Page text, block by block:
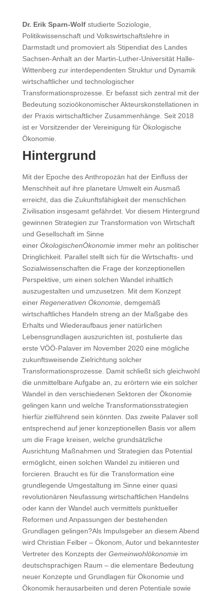
Dr. Erik Sparn-Wolf studierte Soziologie,
Politikwissenschaft und Volkswirtschaftslehre in
Darmstadt und promoviert als Stipendiat des Landes
Sachsen-Anhalt an der Martin-Luther-Universität Halle-
Wittenberg zur interdependenten Struktur und Dynamik
wirtschaftlicher und technologischer
Transformationsprozesse. Er befasst sich zentral mit der
Bedeutung sozioökonomischer Akteurskonstellationen in
der Praxis wirtschaftlicher Zusammenhänge. Seit 2018
ist er Vorsitzender der Vereinigung für Ökologische
Ökonomie.
Hintergrund
Mit der Epoche des Anthropozän hat der Einfluss der
Menschheit auf ihre planetare Umwelt ein Ausmaß
erreicht, das die Zukunftsfähigkeit der menschlichen
Zivilisation insgesamt gefährdet. Vor diesem Hintergrund
gewinnen Strategien zur Transformation von Wirtschaft
und Gesellschaft im Sinne
einer ÖkologischenÖkonomieimmer mehr an politischer
Dringlichkeit. Parallel stellt sich für die Wirtschafts- und
Sozialwissenschaften die Frage der konzeptionellen
Perspektive, um einen solchen Wandel inhaltlich
auszugestalten und umzusetzen. Mit dem Konzept
einer Regenerativen Ökonomie, demgemäß
wirtschaftliches Handeln streng an der Maßgabe des
Erhalts und Wiederaufbaus jener natürlichen
Lebensgrundlagen auszurichten ist, postulierte das
erste VÖÖ-Palaver im November 2020 eine mögliche
zukunftsweisende Zielrichtung solcher
Transformationsprozesse. Damit schließt sich gleichwohl
die unmittelbare Aufgabe an, zu erörtern wie ein solcher
Wandel in den verschiedenen Sektoren der Ökonomie
gelingen kann und welche Transformationsstrategien
hierfür zielführend sein könnten. Das zweite Palaver soll
entsprechend auf jener konzeptionellen Basis vor allem
um die Frage kreisen, welche grundsätzliche
Ausrichtung Maßnahmen und Strategien das Potential
ermöglicht, einen solchen Wandel zu initiieren und
forcieren. Braucht es für die Transformation eine
grundlegende Umgestaltung im Sinne einer quasi
revolutionären Neufassung wirtschaftlichen Handelns
oder kann der Wandel auch vermittels punktueller
Reformen und Anpassungen der bestehenden
Grundlagen gelingen?Als Impulsgeber an diesem Abend
wird Christian Felber – Ökonom, Autor und bekanntester
Vertreter des Konzepts der Gemeinwohlökonomie im
deutschsprachigen Raum – die elementare Bedeutung
neuer Konzepte und Grundlagen für Ökonomie und
Ökonomik herausarbeiten und deren Potentiale sowie